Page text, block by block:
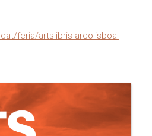
feria/artslibris-arcolisboa-